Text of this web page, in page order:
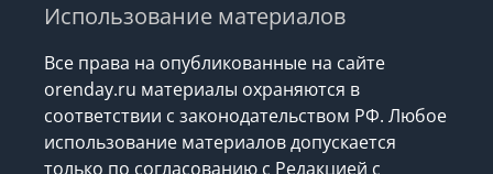
Использование материалов
Все права на опубликованные на сайте
orenday.ru материалы охраняются в
соответствии с законодательством РФ. Любое
использование материалов допускается
только по согласованию с Редакцией с